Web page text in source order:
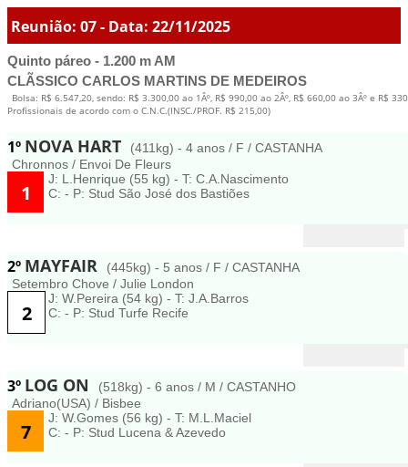
Reunião: 07 - Data: 22/11/2025
Quinto páreo - 1.200 m AM
CLÃSSICO CARLOS MARTINS DE MEDEIROS
Bolsa: R$ 6.547,20, sendo: R$ 3.300,00 ao 1Âº, R$ 990,00 ao 2Âº, R$ 660,00 ao 3Âº e R$
Profissionais de acordo com o C.N.C.(INSC./PROF. R$ 215,00)
1º NOVA HART
(411kg) - 4 anos / F / CASTANHA
Chronnos / Envoi De Fleurs
1
J: L.Henrique (55 kg) - T: C.A.Nascimento
C: - P: Stud São José dos Bastiões
2º MAYFAIR
(445kg) - 5 anos / F / CASTANHA
Setembro Chove / Julie London
2
J: W.Pereira (54 kg) - T: J.A.Barros
C: - P: Stud Turfe Recife
3º LOG ON
(518kg) - 6 anos / M / CASTANHO
Adriano(USA) / Bisbee
7
J: W.Gomes (56 kg) - T: M.L.Maciel
C: - P: Stud Lucena & Azevedo